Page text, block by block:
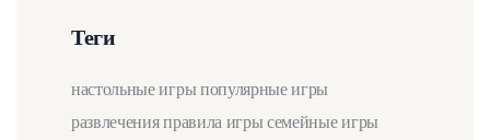
Теги
настольные игрыпопулярные игры
развлеченияправила игрысемейные игры